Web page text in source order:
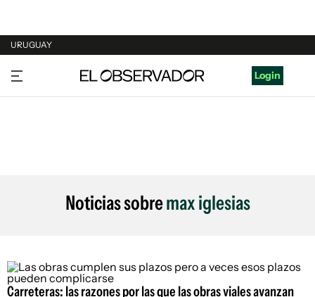
URUGUAY
URUGUAY
ARGENTINA
Login
Noticias sobremax iglesias
Carreteras: las razones por las que las obras viales avanzan